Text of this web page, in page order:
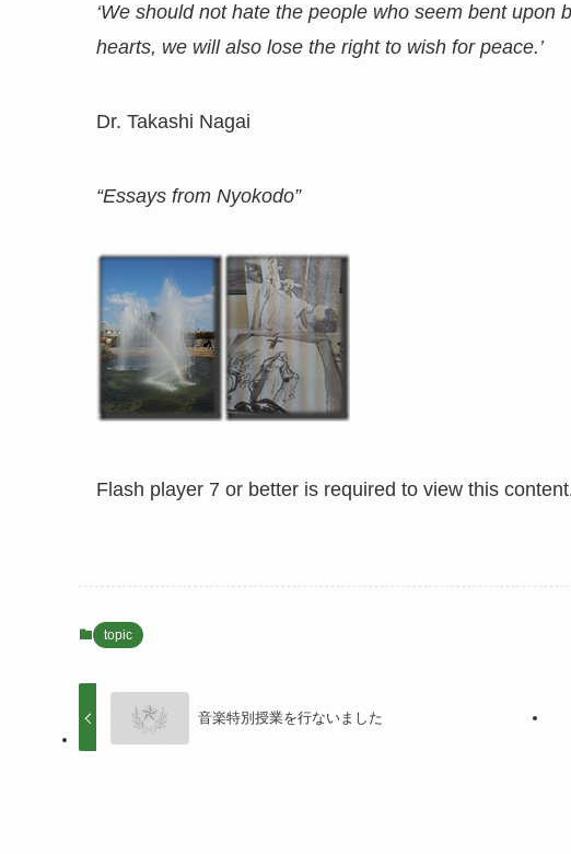
‘We should not hate the people who seem bent
hearts, we will also lose the right to wish for peace.’
Dr. Takashi Nagai
“Essays from Nyokodo”
Flash player 7 or better is required to view this
topic
音楽特別授業を行ないました